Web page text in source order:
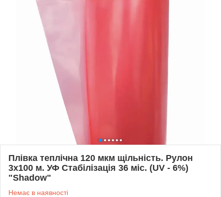
Плівка теплічна 120 мкм щільність. Рулон
3х100 м. УФ Стабілізація 36 міс. (UV - 6%)
"Shadow"
Немає в наявності